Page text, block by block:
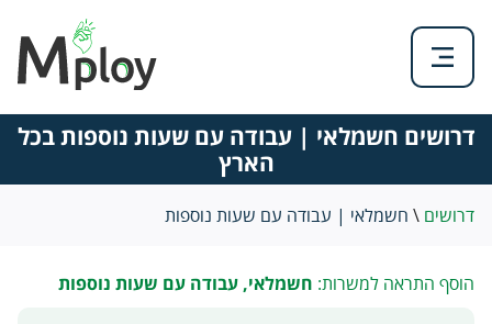
דרושים חשמלאי | עבודה עם שעות נוספות בכל
הארץ
דרושים \ חשמלאי | עבודה עם שעות נוספות
הוסף התראה למשרות: חשמלאי, עבודה עם שעות נוספות